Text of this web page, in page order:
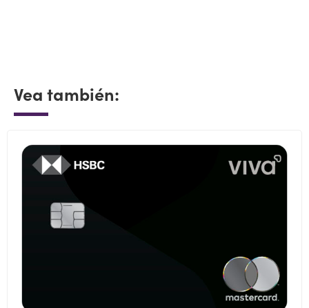
Vea también: